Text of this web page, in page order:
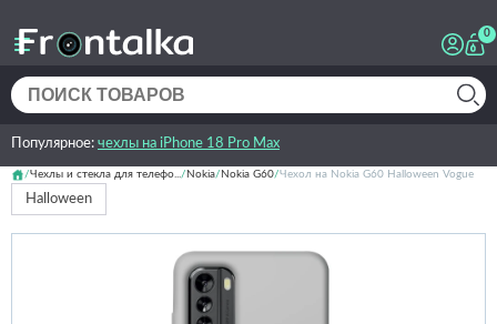
0
Популярное: чехлы на iPhone 18 Pro Max
Чехлы и стекла для телефо... Nokia Nokia G60 Чехол на Nokia G60 Halloween Vogue
Halloween